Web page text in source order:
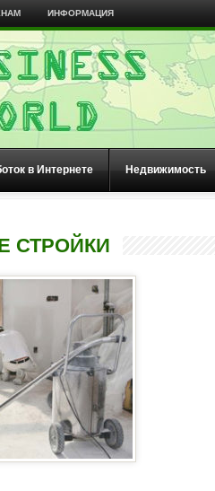
ИНФОРМАЦИЯ
в Интернете Недвижимость
СТРОЙКИ